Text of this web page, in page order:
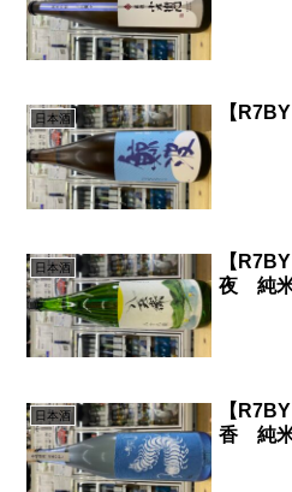
日本酒 【
日本酒
【
夜 純
日本酒
【
香 純